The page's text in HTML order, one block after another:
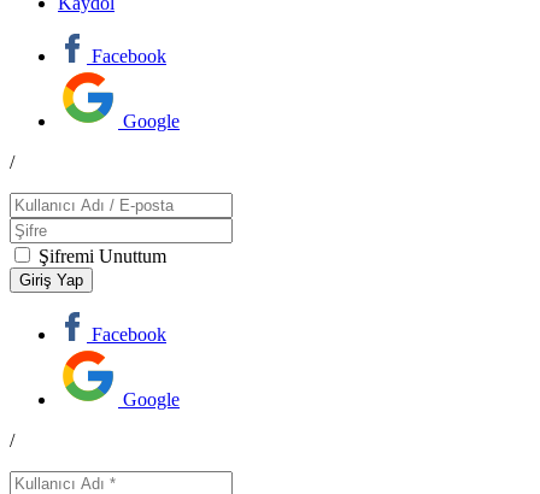
Facebook
Google
/
Şifremi Unuttum
Facebook
Google
/